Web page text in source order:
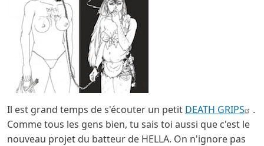
Il est grand temps de s'écouter un petit DEATH GRIPS
.
Comme tous les gens bien, tu sais toi aussi que c'est le
nouveau projet du batteur de HELLA. On n'ignore pas